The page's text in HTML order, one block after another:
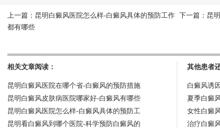
上一篇： 昆明白癜风医院怎么样-白癜风具体的预防工作
都有哪些
下一篇： 昆
相关文章阅读：
昆明白癜风医院在哪个省-白癜风的预防措施
昆明白癜风皮肤病医院哪家好-白癜风有哪些
昆明白癜风医院怎么样-白癜风具体的预防工
昆明看白癜风到哪个医院-科学预防白癜风的
其他患者
白癜风诱
夏季白癜
女性白癜
治疗白癜